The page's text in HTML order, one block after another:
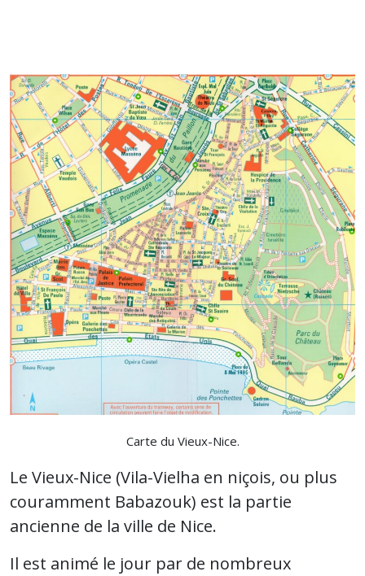
Carte du Vieux-Nice.
Le Vieux-Nice (Vila-Vielha en niçois, ou plus
couramment Babazouk) est la partie
ancienne de la ville de Nice.
Il est animé le jour par de nombreux